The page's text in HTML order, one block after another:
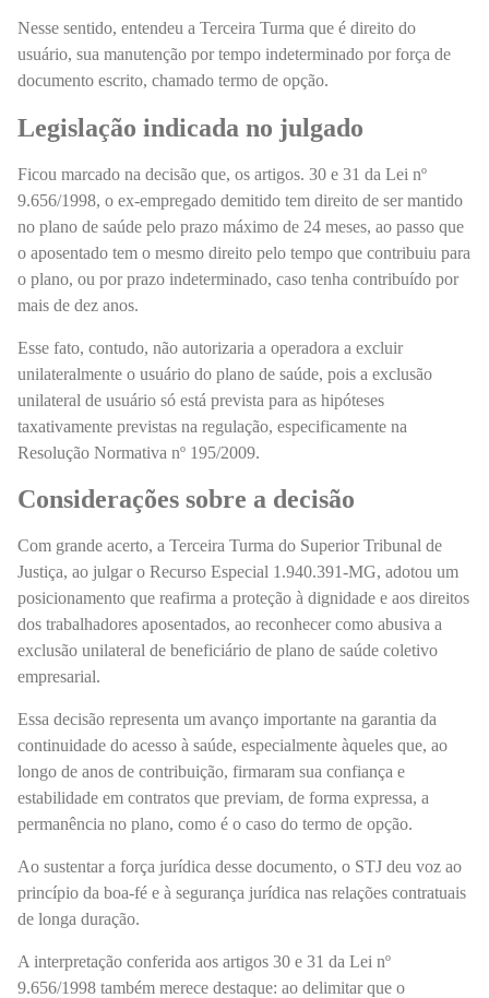
Nesse sentido, entendeu a Terceira Turma que é direito do
usuário, sua manutenção por tempo indeterminado por força de
documento escrito, chamado termo de opção.
Legislação indicada no julgado
Ficou marcado na decisão que, os artigos. 30 e 31 da Lei nº
9.656/1998, o ex-empregado demitido tem direito de ser mantido
no plano de saúde pelo prazo máximo de 24 meses, ao passo que
o aposentado tem o mesmo direito pelo tempo que contribuiu para
o plano, ou por prazo indeterminado, caso tenha contribuído por
mais de dez anos.
Esse fato, contudo, não autorizaria a operadora a excluir
unilateralmente o usuário do plano de saúde, pois a exclusão
unilateral de usuário só está prevista para as hipóteses
taxativamente previstas na regulação, especificamente na
Resolução Normativa nº 195/2009.
Considerações sobre a decisão
Com grande acerto, a Terceira Turma do Superior Tribunal de
Justiça, ao julgar o Recurso Especial 1.940.391-MG, adotou um
posicionamento que reafirma a proteção à dignidade e aos direitos
dos trabalhadores aposentados, ao reconhecer como abusiva a
exclusão unilateral de beneficiário de plano de saúde coletivo
empresarial.
Essa decisão representa um avanço importante na garantia da
continuidade do acesso à saúde, especialmente àqueles que, ao
longo de anos de contribuição, firmaram sua confiança e
estabilidade em contratos que previam, de forma expressa, a
permanência no plano, como é o caso do termo de opção.
Ao sustentar a força jurídica desse documento, o STJ deu voz ao
princípio da boa-fé e à segurança jurídica nas relações contratuais
de longa duração.
A interpretação conferida aos artigos 30 e 31 da Lei nº
9.656/1998 também merece destaque: ao delimitar que o